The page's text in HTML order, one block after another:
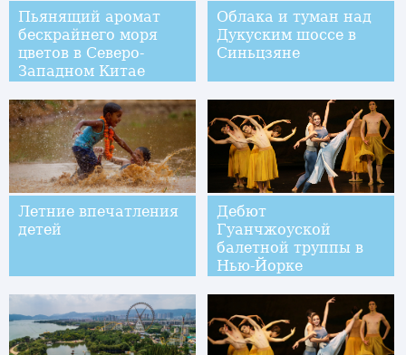
Пьянящий аромат
бескрайнего моря
цветов в Северо-
Западном Китае
Облака и туман над
Дукуским шоссе в
Синьцзяне
Летние впечатления
детей
Дебют
Гуанчжоуской
балетной труппы в
Нью-Йорке